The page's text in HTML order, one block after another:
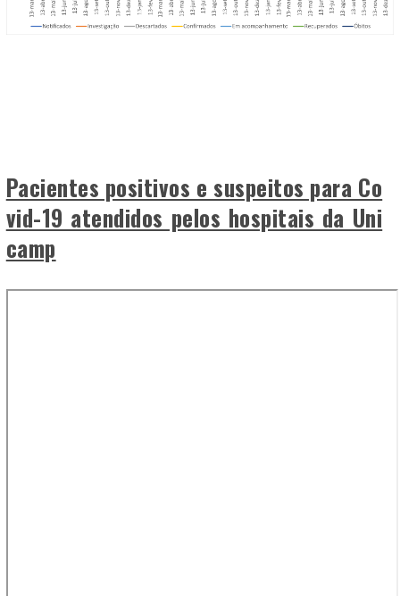
Pacientes positivos e suspeitos para Co
vid-19 atendidos pelos hospitais da Uni
camp